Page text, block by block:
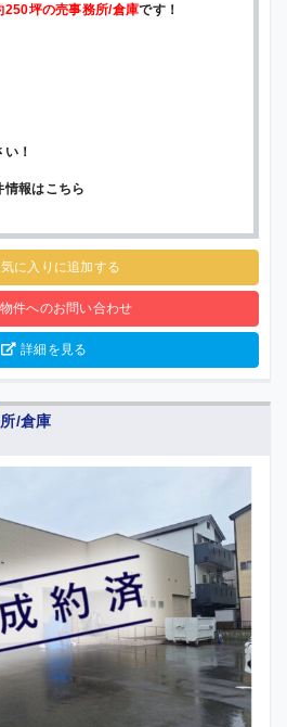
250坪の売事務所/倉庫です！
！
情報はこちら
に入りに追加する
件へのお問い合わせ
詳細を見る
/倉庫